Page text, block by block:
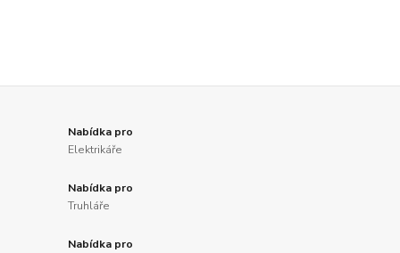
Nabídka pro
Elektrikáře
Nabídka pro
Truhláře
Nabídka pro